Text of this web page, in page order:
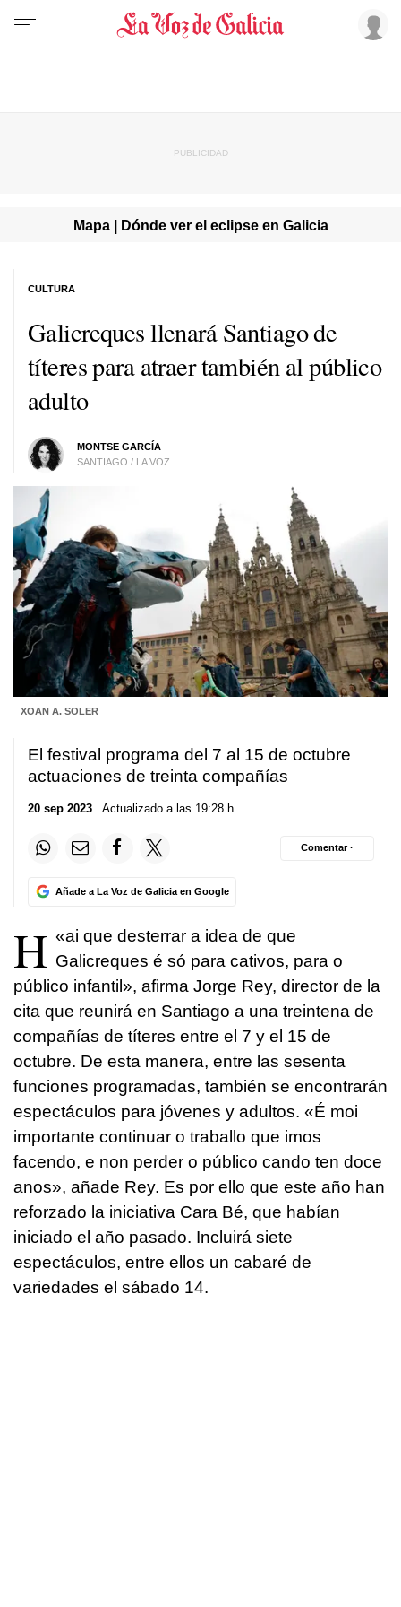
Mapa | Dónde ver el eclipse en Galicia
Galicreques llenará Santiago de
títeres para atraer también al público
adulto
MONTSE GARCÍA
SANTIAGO / LA VOZ
CULTURA
XOAN A. SOLER
El festival programa del 7 al 15 de octubre
actuaciones de treinta compañías
20 sep 2023 . Actualizado a las 19:28 h.
Añade a La Voz de Galicia en Google
Comentar ·
«
H
ai que desterrar a idea de que
Galicreques é só para cativos, para o
público infantil», afirma Jorge Rey, director de la
cita que reunirá en Santiago a una treintena de
compañías de títeres entre el 7 y el 15 de
octubre. De esta manera, entre las sesenta
funciones programadas, también se encontrarán
espectáculos para jóvenes y adultos. «É moi
importante continuar o traballo que imos
facendo, e non perder o público cando ten doce
anos», añade Rey. Es por ello que este año han
reforzado la iniciativa Cara Bé, que habían
iniciado el año pasado. Incluirá siete
espectáculos, entre ellos un cabaré de
variedades el sábado 14.